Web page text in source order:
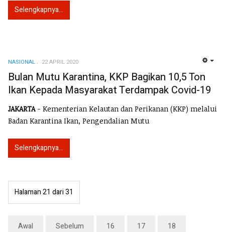
Selengkapnya...
NASIONAL 22 APRIL 2020
Bulan Mutu Karantina, KKP Bagikan 10,5 Ton
Ikan Kepada Masyarakat Terdampak Covid-19
JAKARTA- Kementerian Kelautan dan Perikanan (KKP) melalui
Badan Karantina Ikan, Pengendalian Mutu
Selengkapnya...
Halaman 21 dari 31
Awal Sebelum 16 17 18